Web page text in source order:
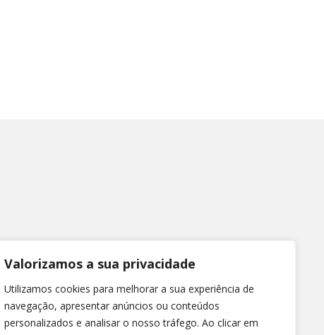
Valorizamos a sua privacidade
Utilizamos cookies para melhorar a sua experiência de
navegação, apresentar anúncios ou conteúdos
personalizados e analisar o nosso tráfego. Ao clicar em